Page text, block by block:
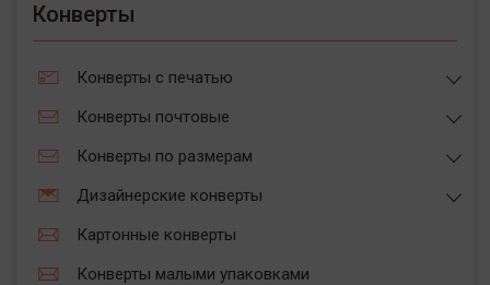
Конверты
Конверты с печатью
Конверты почтовые
Конверты по размерам
Дизайнерские конверты
Картонные конверты
Конверты малыми упаковками